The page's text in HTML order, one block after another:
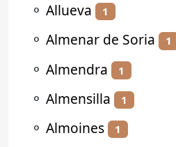
⚬ Allueva 1
⚬ Almenar de Soria 1
⚬ Almendra 1
⚬ Almensilla 1
⚬ Almoines 1